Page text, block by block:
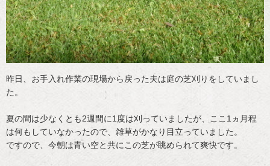
昨日、お手入れ作業の現場から戻った夫は庭の芝刈りをしていまし
た。
夏の間は少なくとも2週間に1度は刈っていましたが、ここ1ヵ月程
は何もしていなかったので、雑草がかなり目立っていました。
ですので、今朝は青い空と共にこの芝が眺められて爽快です。